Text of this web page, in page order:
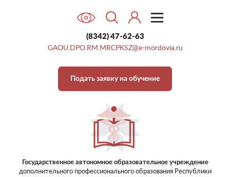
Государственное автономное образовательное учреждение
дополнительного профессионального образованияРеспублики
Подать заявку на обучение
(8342) 47-62-63
GAOU.DPO.RM.MRCPKSZ@e-mordovia.ru